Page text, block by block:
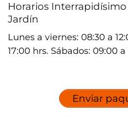
Horarios
Jardín
Lunes a viernes: 08:30 a
17:00 hrs. Sábados: 09:00 a
Enviar